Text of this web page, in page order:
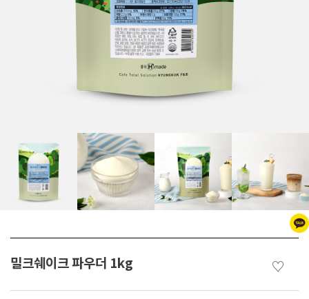
밀크쉐이크 파우더 1kg ♡